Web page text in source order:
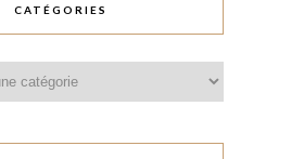
CATÉGORIES